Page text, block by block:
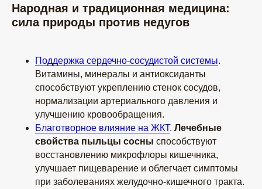
Народная и традиционная медицина:
сила природы против недугов
Поддержка сердечно-сосудистой системы.
Витамины, минералы и антиоксиданты
способствуют укреплению стенок сосудов,
нормализации артериального давления и
улучшению кровообращения.
Благотворное влияние на ЖКТ. Лечебные
свойства пыльцы сосны способствуют
восстановлению микрофлоры кишечника,
улучшает пищеварение и облегчает симптомы
при заболеваниях желудочно-кишечного тракта.